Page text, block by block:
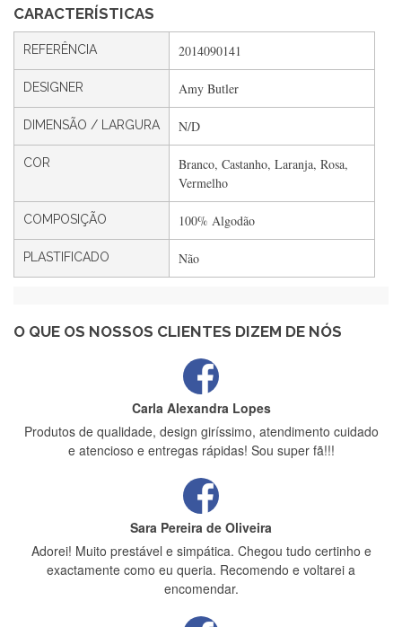
CARACTERÍSTICAS
REFERÊNCIA 2014090141
DESIGNER Amy Butler
DIMENSÃO / LARGURA N/D
COR
Branco, Castanho, Laranja, Rosa,
Vermelho
COMPOSIÇÃO 100% Algodão
PLASTIFICADO Não
O QUE OS NOSSOS CLIENTES DIZEM DE NÓS
Silvia André
Gostei ,Serviço bastante rápido. recomendo
Filipa Freire
Rápido, atendimento 5*. Hoje chegará a segunda encomenda
feita de muitas certamente❤️
estrelas
Carla Alexandra Lopes
Produtos de qualidade, design giríssimo, atendimento cuidado
e atencioso e entregas rápidas! Sou super fã!!!
Sara Pereira de Oliveira
Adorei! Muito prestável e simpática. Chegou tudo certinho e
exactamente como eu queria. Recomendo e voltarei a
encomendar.